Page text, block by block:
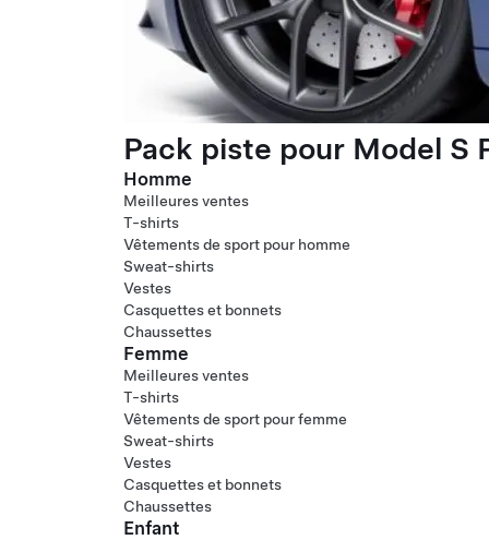
Pack piste pour Model S
Homme
Meilleures ventes
T-shirts
Vêtements de sport pour homme
Sweat-shirts
Vestes
Casquettes et bonnets
Chaussettes
Femme
Meilleures ventes
T-shirts
Vêtements de sport pour femme
Sweat-shirts
Vestes
Casquettes et bonnets
Chaussettes
Enfant